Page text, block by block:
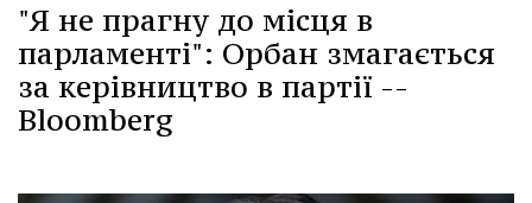
"Я не прагну до місця в
парламенті": Орбан змагається
за керівництво в партії --
Bloomberg